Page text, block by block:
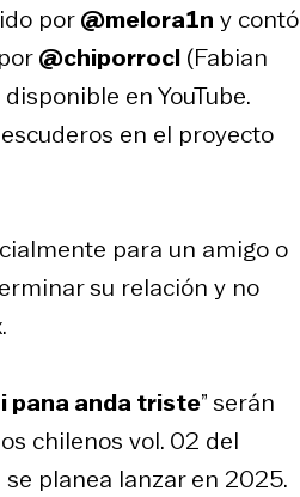
por@melora1n y contó
@chiporrocl (Fabian
en YouTube.
en el proyecto
para un amigo o
su relación y no
pana anda triste” serán
chilenos vol. 02 del
planea lanzar en 2025.